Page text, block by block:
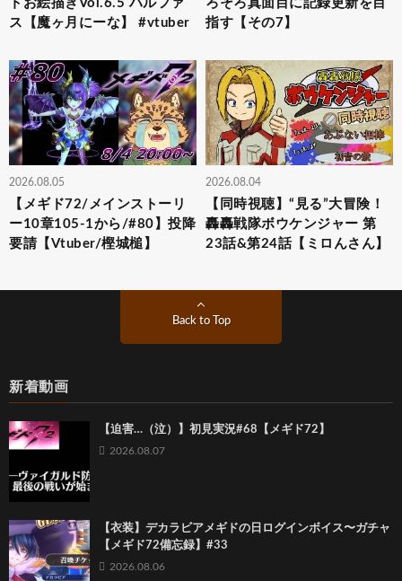
トお絵描きVol.6.5 ハルファ
ス【魔ヶ月にーな】 #vtuber
ろそろ真面目に記録更新を目
指す【その7】
2026.08.05
【メギド72/メインストーリ
ー10章105-1から/#80】投降
要請【Vtuber/樫城槌】
2026.08.04
【同時視聴】“見る”大冒険！
轟轟戦隊ボウケンジャー 第
23話&第24話【ミロんさん】
Back to Top
新着動画
【迫害…（泣）】初見実況#68【メギド72】
2026.08.07
【衣装】デカラビアメギドの日ログインボイス〜ガチャ
【メギド72備忘録】#33
2026.08.06